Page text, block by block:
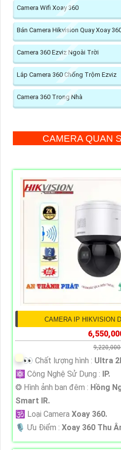
Camera Wifi Xoay 360
Bán Camera Hikvision Quay Xoay
Camera 360 Ezviz Ngoài Trời
Lắp Camera 360 Chống Trộm Ezviz
Camera 360 Trong Nhà
CAMERA QUAN
CAMERA IP HIKVISION
️👀 Chất lượng hình : Ultra
⚛️ Công Nghệ Sử Dụng :
IP.
❂ Hình ảnh ban đêm : Hồng
Smart IR.
🕉️ Loại Camera Xoay 360.
️🎙 Ưu Điểm : Xoay 360 Thu